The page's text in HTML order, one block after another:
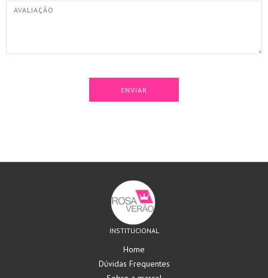
ENVIAR
INSTITUCIONAL
Home
Dúvidas Frequentes